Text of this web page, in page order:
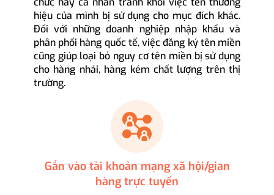
hiệu của mình bị sử dụng cho mục đích khác.
Đối với những doanh nghiệp nhập khẩu và
phân phối hàng quốc tế, việc đăng ký tên miền
cũng giúp loại bỏ nguy cơ tên miền bị sử dụng
cho hàng nhái, hàng kém chất lượng trên thị
trường.
Gắn vào tài khoản mạng xã hội/gian
hàng trực tuyến